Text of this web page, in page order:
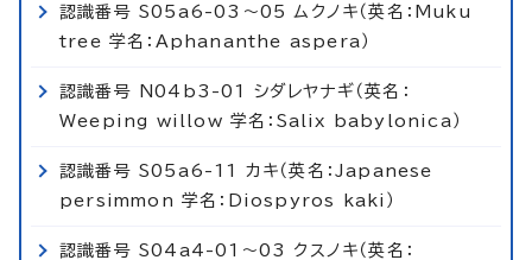
認識番号 S05a6-03～05 ムクノキ（英名：Muku
tree 学名：Aphananthe aspera）
認識番号 N04b3-01 シダレヤナギ（英名：
Weeping willow 学名：Salix babylonica）
認識番号 S05a6-11 カキ（英名：Japanese
persimmon 学名：Diospyros kaki）
認識番号 S04a4-01～03 クスノキ（英名：